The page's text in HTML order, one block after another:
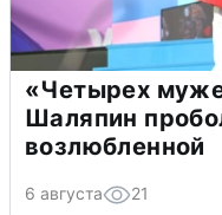
«Четырех
Шаляпин
возлюбленной
6 августа 21